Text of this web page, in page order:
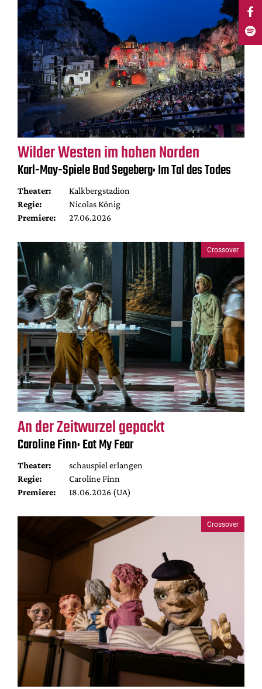
Wilder Westen im hohen Norden
Karl-May-Spiele Bad Segeberg: Im Tal des Todes
Theater:
Kalkbergstadion
Regie:
Nicolas König
Premiere:
27.06.2026
Crossover
An der Zeitwurzel gepackt
Caroline Finn: Eat My Fear
Theater:
schauspiel erlangen
Regie:
Caroline Finn
Premiere:
18.06.2026 (UA)
Crossover